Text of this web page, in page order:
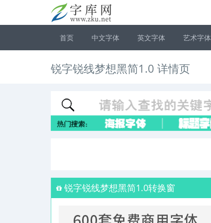
首页 中文字体 英文字体 艺术字体
锐字锐线梦想黑简1.0 详情页
锐字锐线梦想黑简1.0转换窗